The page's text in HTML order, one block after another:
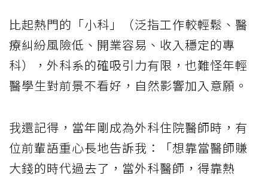
比起熱門的「小科」（泛指工作較輕鬆、醫
療糾紛風險低、開業容易、收入穩定的專
科），外科系的確吸引力有限，也難怪年輕
醫學生對前景不看好，自然影響加入意願。
我還記得，當年剛成為外科住院醫師時，有
位前輩語重心長地告訴我：「想靠當醫師賺
大錢的時代過去了，當外科醫師，得靠熱